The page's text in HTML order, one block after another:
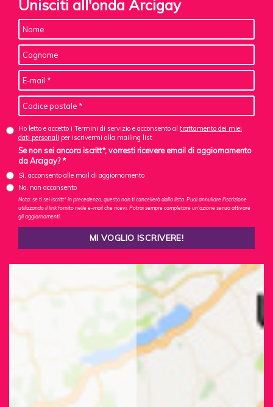
Unisciti all'onda Arcigay
Ho letto e accetto i Termini di servizio e acconsento al trattamento dei miei
dati personali per iscrivermi alla mailing list
Se non sei ancora iscritt*, vorresti ricevere email di aggiornamento
da Arcigay? *
Sì, acconsento alle mail di aggiornamento
No, non acconsento
Nota: se ti sei iscritt* in precedenza, questo non ti cancellerà dalla lista. Puoi annullare l'iscrizione
utilizzando il link fornito nelle e-mail che ricevi. Potrai sempre completare un'azione senza attivare
gli aggiornamenti.